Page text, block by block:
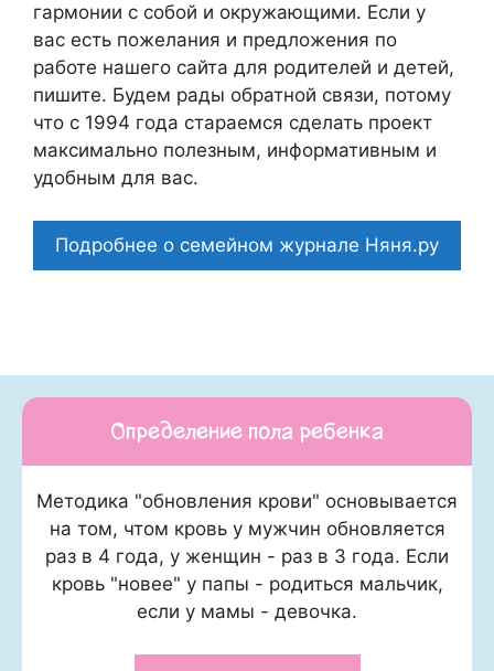
гармонии с собой и окружающими. Если у
вас есть пожелания и предложения по
работе нашего сайта для родителей и детей,
пишите. Будем рады обратной связи, потому
что c 1994 года стараемся сделать проект
максимально полезным, информативным и
удобным для вас.
Подробнее о семейном журнале Няня.ру
Определение пола ребенка
Методика "обновления крови" основывается
на том, чтом кровь у мужчин обновляется
раз в 4 года, у женщин - раз в 3 года. Если
кровь "новее" у папы - родиться мальчик,
если у мамы - девочка.